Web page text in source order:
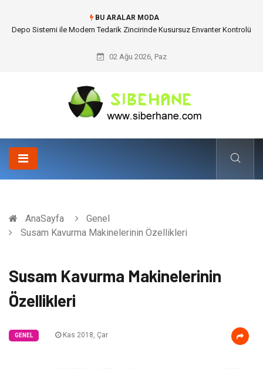
BU ARALAR MODA
Depo Sistemi ile Modern Tedarik Zincirinde Kusursuz Envanter Kontrolü
02 Ağu 2026, Paz
AnaSayfa
Genel
Susam Kavurma Makinelerinin Özellikleri
Susam Kavurma Makinelerinin
Özellikleri
GENEL Kas 2018, Çar